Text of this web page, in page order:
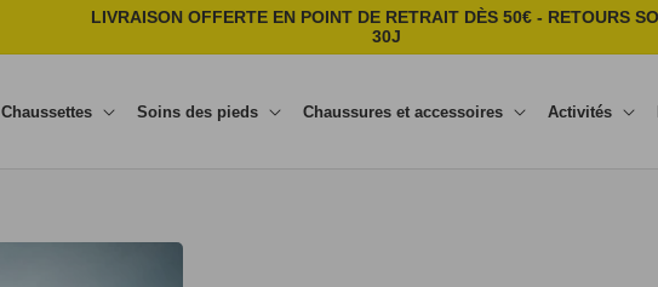
LIVRAISON OFFERTE EN POINT DE RETRAIT DÈS 50€ - RETOURS
30J
Chaussettes Soins des pieds Chaussures et accessoires Activités